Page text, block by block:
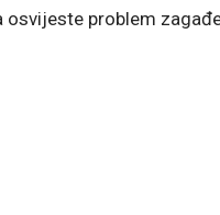
problem